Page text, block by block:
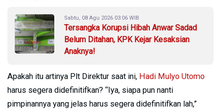
Sabtu, 08 Agu 2026 03:06 WIB
Tersangka Korupsi Hibah Anwar Sadad
Belum Ditahan, KPK Kejar Kesaksian
Anaknya!
Apakah itu artinya Plt Direktur saat ini, Hadi Mulyo Utomo
harus segera didefinitifkan? “Iya, siapa pun nanti
pimpinannya yang jelas harus segera didefinitifkan lah,”